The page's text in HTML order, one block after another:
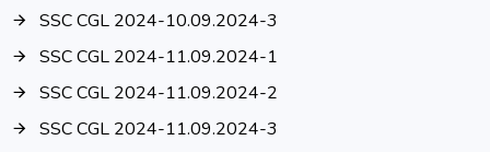
SSC CGL 2024-10.09.2024-3
SSC CGL 2024-11.09.2024-1
SSC CGL 2024-11.09.2024-2
SSC CGL 2024-11.09.2024-3